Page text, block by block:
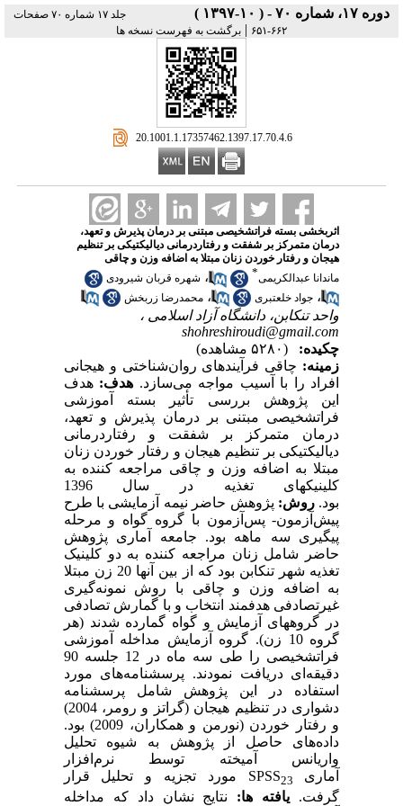
دوره ۱۷، شماره ۷۰ - ( ۱۰-۱۳۹۷ )
جلد ۱۷ شماره ۷۰ صفحات
۶۶۲-۶۵۱
| برگشت به فهرست نسخه ها
‎ 20.1001.1.17357462.1397.17.70.4.6
اثربخشی بسته فراتشخیصی مبتنی بر درمان پذیرش و تعهد،
درمان متمرکز بر شفقت و رفتاردرمانی دیالیکتیکی بر تنظیم
هیجان و رفتار خوردن زنان مبتلا به اضافه وزن و چاقی
ماندانا عبدالکریمی* ، شهره قربان شیرودی
، جواد خلعتبری ، محمدرضا زربخش
واحد تنکابن، دانشگاه آزاد اسلامی ،
shohreshiroudi@gmail.com
چکیده:
(۵۲۸۰ مشاهده)
زمینه: چاقی فرآیندهای روان‌شناختی و هیجانی
افراد را با آسیب مواجه می‌سازد. هدف: هدف
این پژوهش بررسی تأثیر بسته آموزشی
فراتشخیصی مبتنی بر درمان پذیرش و تعهد،
درمان متمرکز بر شفقت و رفتاردرمانی
دیالیکتیکی بر تنظیم هیجان و رفتار خوردن زنان
مبتلا به اضافه وزن و چاقی مراجعه کننده به
کلینیک­های تغذیه در سال 1396
بود.روش: پژوهش حاضر نیمه ­آزمایشی با طرح
پیش‌آزمون- پس‌آزمون با گروه گواه و مرحله
پیگیری سه ماهه بود. جامعه آماری پژوهش
حاضر شامل زنان مراجعه کننده به دو کلینیک
تغذیه شهر تنکابن بود که از بین آنها 20 زن مبتلا
به اضافه وزن و چاقی با روش نمونه‌گیری
غیرتصادفی هدفمند انتخاب و با گمارش تصادفی
در گروه­های آزمایش و گواه گمارده شدند (هر
گروه 10 زن). گروه آزمایش مداخله آموزشی
فراتشخیصی را طی سه ماه در 12 جلسه 90
دقیقه‌ای دریافت نمودند. پرسشنامه‌های مورد
استفاده در این پژوهش شامل پرسشنامه
دشواری در تنظیم هیجان (گراتز و رومر، 2004)
و رفتار خوردن (نورمن و همکاران، 2009) بود.
داده‌های حاصل از پژوهش به شیوه تحلیل
واریانس آمیخته توسط نرم‌افزار
آماری
SPSS23
مورد تجزیه و تحلیل قرار
گرفت. یافته­ ها: نتایج نشان داد که مداخله